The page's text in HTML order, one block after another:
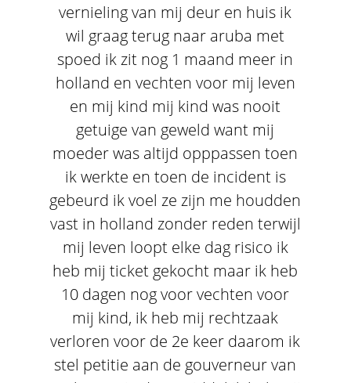
vernieling van mij deur en huis ik
wil graag terug naar aruba met
spoed ik zit nog 1 maand meer in
holland en vechten voor mij leven
en mij kind mij kind was nooit
getuige van geweld want mij
moeder was altijd opppassen toen
ik werkte en toen de incident is
gebeurd ik voel ze zijn me houdden
vast in holland zonder reden terwijl
mij leven loopt elke dag risico ik
heb mij ticket gekocht maar ik heb
10 dagen nog voor vechten voor
mij kind, ik heb mij rechtzaak
verloren voor de 2e keer daarom ik
stel petitie aan de gouverneur van